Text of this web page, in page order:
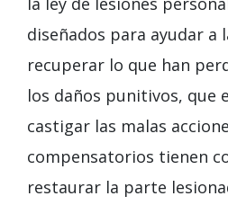
diseñados para ayudar a
recuperar lo que han
los daños punitivos, que
castigar las malas
compensatorios tienen
restaurar la parte